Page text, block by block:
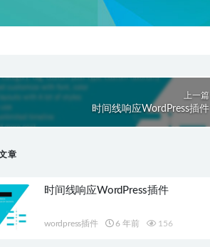
上一篇
时间线响应WordPress插件
章
时间线响应WordPress插件
wordpress插件 6 年前 156